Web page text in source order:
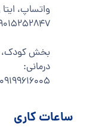
واتساپ، ایتا
بخش کودک،
درمانی:
۰۹۱۹۹۶۱۶۰۰۵
ساعات کاری